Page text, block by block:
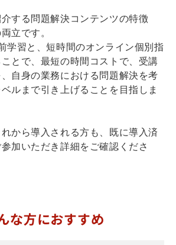
する問題解決コンテンツの特徴
立です。
学習と、短時間のオンライン個別指
とで、最短の時間コストで、受講
自身の業務における問題解決を考
ルまで引き上げることを目指しま
から導入される方も、既に導入済
加いただき詳細をご確認くださ
な方におすすめ